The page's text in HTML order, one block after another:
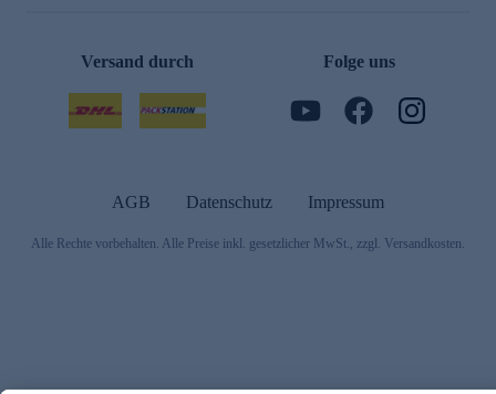
Versand durch Folge uns
AGB Datenschutz Impressum
Alle Rechte vorbehalten. Alle Preise inkl. gesetzlicher MwSt., zzgl. Versandkosten.